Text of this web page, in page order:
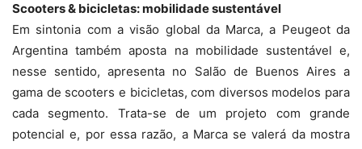
Scooters & bicicletas: mobilidade sustentável
Em sintonia com a visão global da Marca, a Peugeot da
Argentina também aposta na mobilidade sustentável e,
nesse sentido, apresenta no Salão de Buenos Aires a
gama de scooters e bicicletas, com diversos modelos para
cada segmento. Trata-se de um projeto com grande
potencial e, por essa razão, a Marca se valerá da mostra